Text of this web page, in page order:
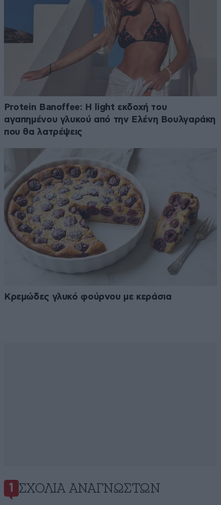
Protein Banoffee: Η light εκδοχή του
αγαπημένου γλυκού από την Ελένη Βουλγαράκη
που θα λατρέψεις
Κρεμώδες γλυκό φούρνου με κεράσια
1 ΣΧΌΛΙΑ ΑΝΑΓΝΩΣΤΏΝ